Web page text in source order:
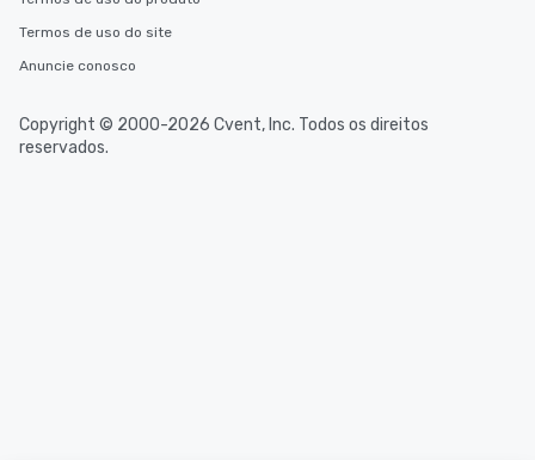
Termos de uso do site
Anuncie conosco
Copyright © 2000-2026 Cvent, Inc. Todos os direitos
reservados.